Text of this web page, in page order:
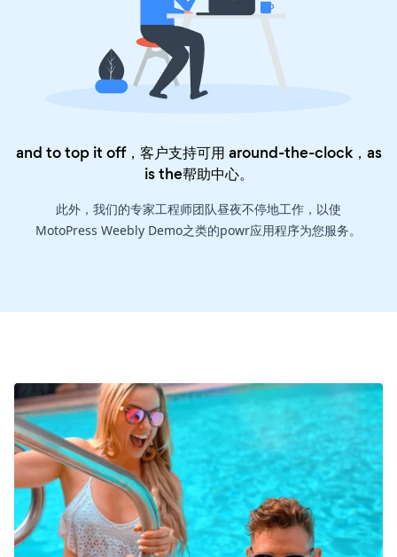
and to top it off，客户支持可用 around-the-clock，as
is the帮助中心。
此外，我们的专家工程师团队昼夜不停地工作，以使
MotoPress Weebly Demo之类的powr应用程序为您服务。